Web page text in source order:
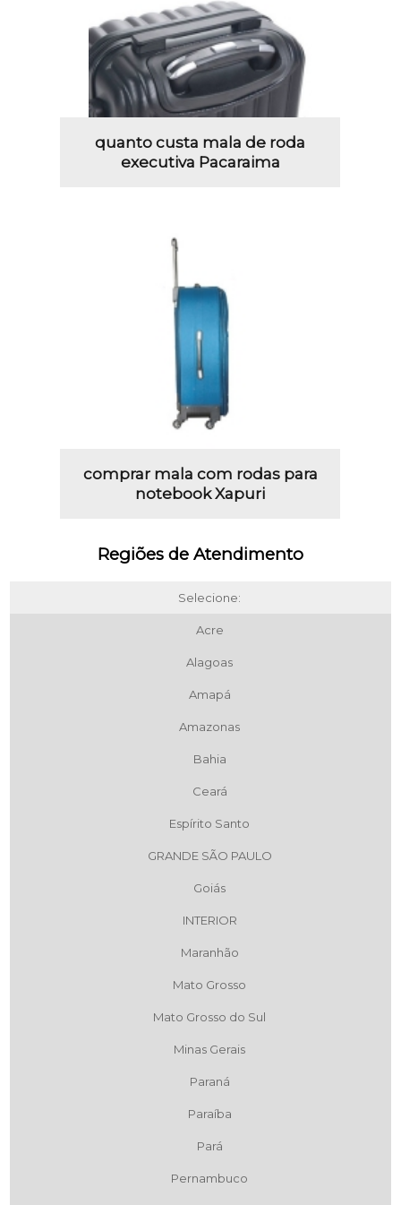
quanto custa mala de roda
executiva Pacaraima
comprar mala com rodas para
notebook Xapuri
Regiões de Atendimento
Selecione:
Acre
Alagoas
Amapá
Amazonas
Bahia
Ceará
Espírito Santo
GRANDE SÃO PAULO
Goiás
INTERIOR
Maranhão
Mato Grosso
Mato Grosso do Sul
Minas Gerais
Paraná
Paraíba
Pará
Pernambuco